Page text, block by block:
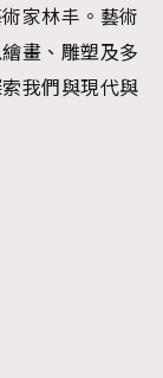
家林丰。藝術
畫、雕塑及多
我們與現代與